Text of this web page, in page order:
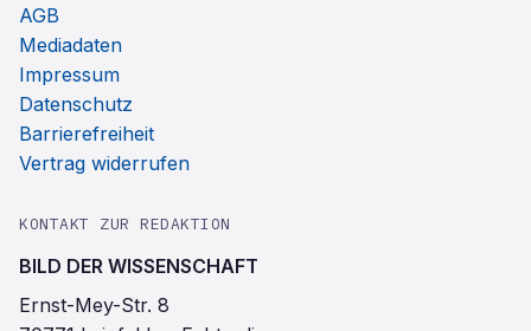
AGB
Mediadaten
Impressum
Datenschutz
Barrierefreiheit
Vertrag widerrufen
KONTAKT ZUR REDAKTION
BILD DER WISSENSCHAFT
Ernst-Mey-Str. 8